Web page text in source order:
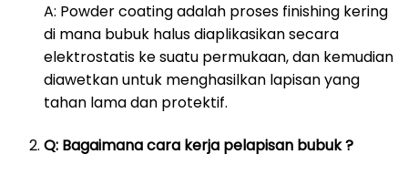
A: Powder coating adalah proses finishing kering
di mana bubuk halus diaplikasikan secara
elektrostatis ke suatu permukaan, dan kemudian
diawetkan untuk menghasilkan lapisan yang
tahan lama dan protektif.
Q: Bagaimana cara kerja pelapisan bubuk ?